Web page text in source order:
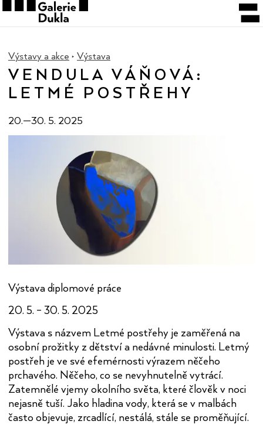
Výstavy a akce Výstava
VENDULA VÁŇOVÁ:
LETMÉ POSTŘEHY
20.—30. 5. 2025
Výstava diplomové práce
20. 5. – 30. 5. 2025
Výstava s názvem Letmé postřehy je zaměřená na
osobní prožitky z dětství a nedávné minulosti. Letmý
postřeh je ve své efemérnosti výrazem něčeho
prchavého. Něčeho, co se nevyhnutelně vytrácí.
Zatemnělé vjemy okolního světa, které člověk v noci
nejasně tuší. Jako hladina vody, která se v malbách
často objevuje, zrcadlící, nestálá, stále se proměňující.